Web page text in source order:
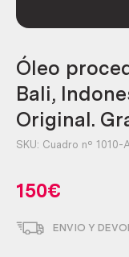
Óleo
Bali,
Original.
SKU: Cuadro nº 1010-
150€
ENVIO Y